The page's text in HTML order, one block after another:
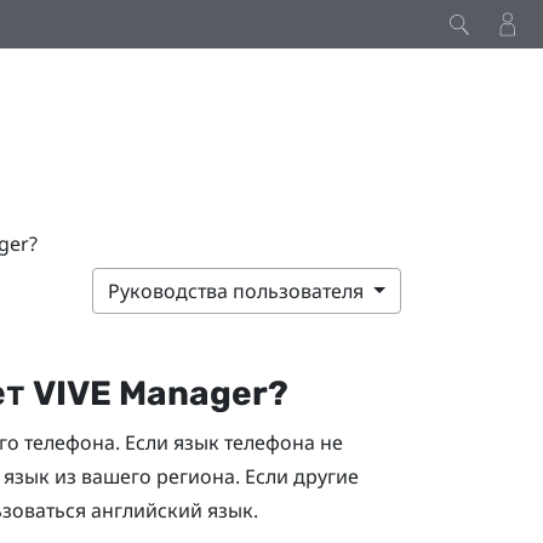
Руководства пользователя
VIVE Manager?
телефона. Если язык телефона не
из вашего региона. Если другие
английский язык.